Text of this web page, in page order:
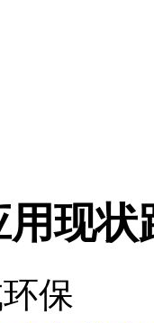
现
环保